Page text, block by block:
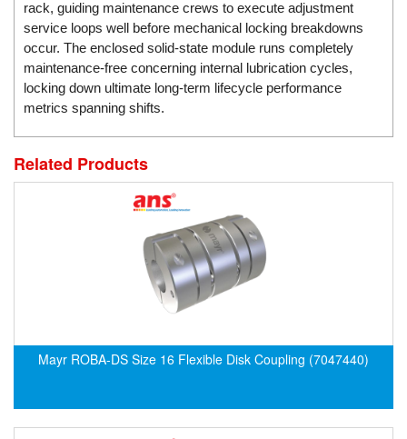
EPC
EPE Process Filters & Accumulators
Epro/Emerson
ERE WIRELESS
Erhardt-Leimer
ESA Automation Vietnam
EUCHNER GmbH + Co. KG VietNam
Evoqua
rack, guiding maintenance crews to execute adjustment
service loops well before mechanical locking breakdowns
occur. The enclosed solid-state module runs completely
maintenance-free concerning internal lubrication cycles,
locking down ultimate long-term lifecycle performance
metrics spanning shifts.
Related Products
Mayr ROBA-DS Size 16 Flexible Disk Coupling (7047440)